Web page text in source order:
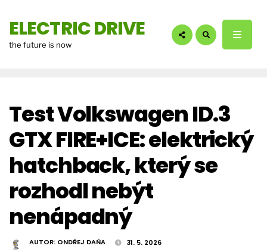
ELECTRIC DRIVE
the future is now
Test Volkswagen ID.3
GTX FIRE+ICE: elektrický
hatchback, který se
rozhodl nebýt
nenápadný
AUTOR: ONDŘEJ DAŇA 31. 5. 2026